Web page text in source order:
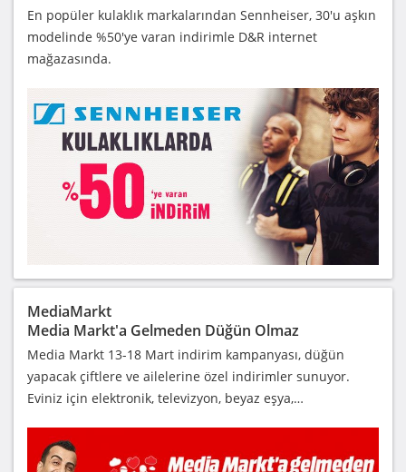
En popüler kulaklık markalarından Sennheiser, 30'u aşkın
modelinde %50'ye varan indirimle D&R internet
mağazasında.
MediaMarkt
Media Markt'a Gelmeden Düğün Olmaz
Media Markt 13-18 Mart indirim kampanyası, düğün
yapacak çiftlere ve ailelerine özel indirimler sunuyor.
Eviniz için elektronik, televizyon, beyaz eşya,…